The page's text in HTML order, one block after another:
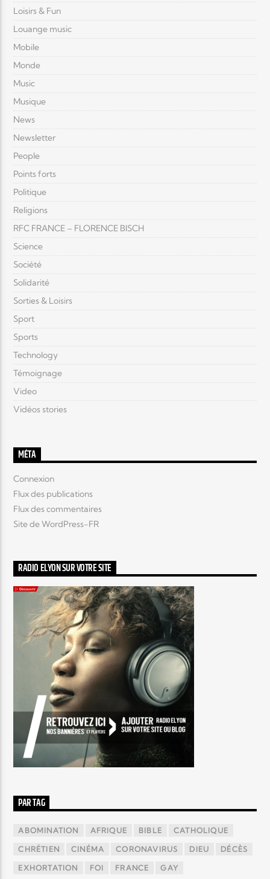
Loisirs & Fun
Louange music
Mobile
Monde
Music
Musique
News
Newsletter
People
Points forts
Politique
Religions
RFC FRANCE – FLORENCE BISCH
Science
Société
Solidarité
Sorties & Loisirs
Sport
Sports
Technology
Témoignage
Video
Vidéos stories
MÉTA
Connexion
Flux des publications
Flux des commentaires
Site de WordPress-FR
RADIO ELYON SUR VOTRE SITE
PAR TAG
ABOMINATION AFRIQUE BIBLE CATHOLIQUE
CHRÉTIEN CINÉMA CORONAVIRUS DIEU DÉCÈS
EXHORTATION FOI FRANCE GAY